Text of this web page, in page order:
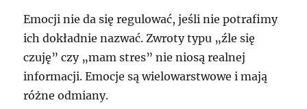
Emocji nie da się regulować, jeśli nie potrafimy
ich dokładnie nazwać. Zwroty typu „źle się
czuję” czy „mam stres” nie niosą realnej
informacji. Emocje są wielowarstwowe i mają
różne odmiany.